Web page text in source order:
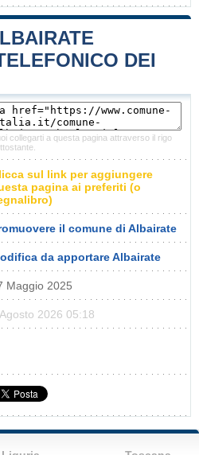
DEI
collegarti a questa pagina attraverso il rigo
sul link per aggiungere
pagina ai preferiti (o
il comune di Albairate
da apportare Albairate
Maggio 2025
2026 05:18